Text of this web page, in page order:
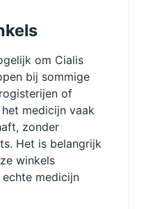
om Cialis
bij sommige
of
medicijn vaak
zonder
Het is belangrijk
winkels
medicijn